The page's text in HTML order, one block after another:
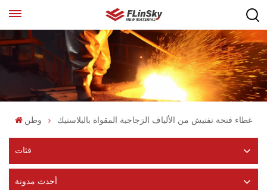
وطن غطاء فتحة تفتيش من الألياف الزجاجية المقواة بالبلاستيك
فئات
أحدث مدونة